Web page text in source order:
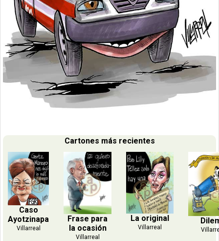
Cartones más recientes
Caso
Ayotzinapa
Villarreal
Frase para
la ocasión
Villarreal
La original
Villarreal